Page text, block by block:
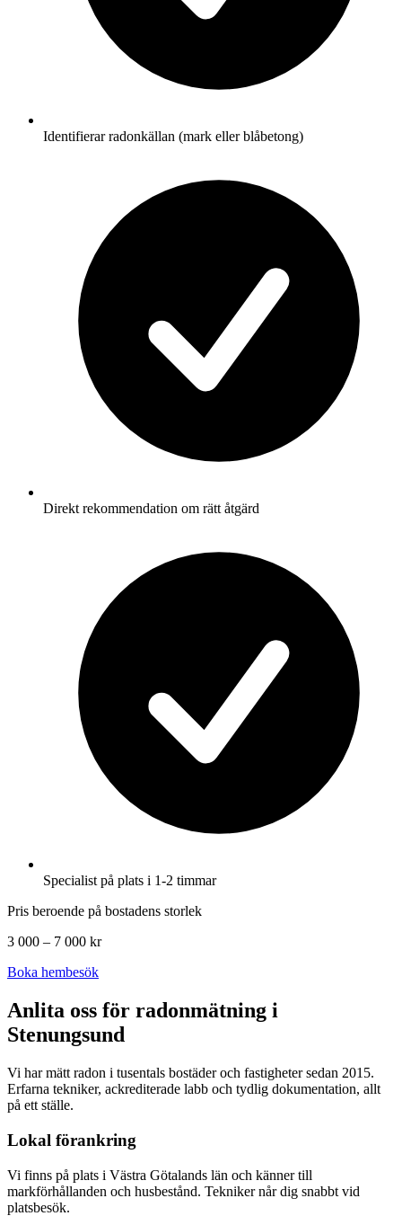
Identifierar radonkällan (mark eller blåbetong)
Direkt rekommendation om rätt åtgärd
Specialist på plats i 1-2 timmar
Pris beroende på bostadens storlek
3 000 – 7 000 kr
Boka hembesök
Anlita oss för radonmätning i
Stenungsund
Vi har mätt radon i tusentals bostäder och fastigheter sedan 2015.
Erfarna tekniker, ackrediterade labb och tydlig dokumentation, allt
på ett ställe.
Lokal förankring
Vi finns på plats i Västra Götalands län och känner till
markförhållanden och husbestånd. Tekniker når dig snabbt vid
platsbesök.